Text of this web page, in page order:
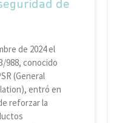
de
de 2024 el
988, conocido
(General
entró en
reforzar la